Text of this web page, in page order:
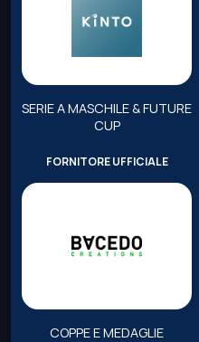
SERIE A MASCHILE & FUTURE
CUP
FORNITORE UFFICIALE
COPPE E MEDAGLIE